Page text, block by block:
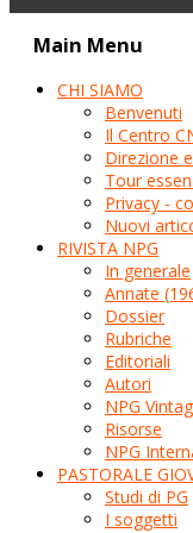
Main Menu
CHI SIAMO
Benvenuti
Il Centro
Direzione
Tour
Privacy -
Nuovi
RIVISTA NPG
In generale
Annate
Dossier
Rubriche
Editoriali
Autori
NPG
Risorse
NPG
PASTORALE
Studi di PG
I soggetti